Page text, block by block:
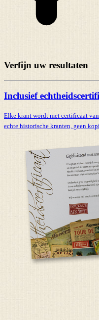
Verfijn uw resultaten
Inclusief
Elke krant wordt met certificaat
echte historische kranten, geen